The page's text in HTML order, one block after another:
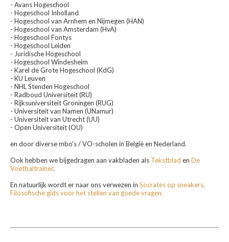
- Avans Hogeschool
- Hogeschool Inholland
- Hogeschool van Arnhem en Nijmegen (HAN)
- Hogeschool van Amsterdam (HvA)
- Hogeschool Fontys
- Hogeschool Leiden
- Juridische Hogeschool
- Hogeschool Windesheim
- Karel de Grote Hogeschool (KdG)
- KU Leuven
- NHL Stenden Hogeschool
- Radboud Universiteit (RU)
- Rijksuniversiteit Groningen (RUG)
- Universiteit van Namen (UNamur)
- Universiteit van Utrecht (UU)
- Open Universiteit (OU)
en door diverse mbo's / VO-scholen in België en Nederland.
Ook hebben we bijgedragen aan vakbladen als Tekstblad en De
Voetbaltrainer.
En natuurlijk wordt er naar ons verwezen in Socrates op sneakers,
Filosofische gids voor het stellen van goede vragen.